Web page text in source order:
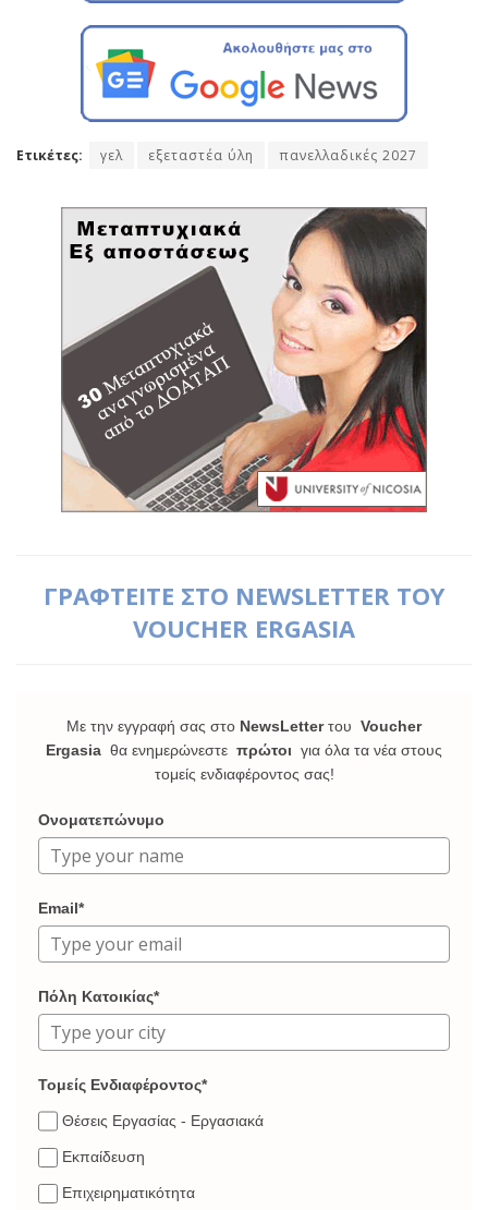
Ετικέτες: γελ εξεταστέα ύλη πανελλαδικές 2027
ΓΡΑΦΤΕΙΤΕ ΣΤΟ NEWSLETTER ΤΟΥ
VOUCHER ERGASIA
Με την εγγραφή σας στο NewsLetterτου Voucher
Ergasia θα ενημερώνεστε πρώτοι για όλα τα νέα στους
τομείς ενδιαφέροντος σας!
Ονοματεπώνυμο
Email*
Πόλη Κατοικίας*
Τομείς Ενδιαφέροντος*
Θέσεις Εργασίας - Εργασιακά
Εκπαίδευση
Επιχειρηματικότητα